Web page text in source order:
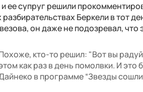
и ее супруг решили
Беркели в тот
он даже не подозревал, что
кто-то решил: "Вот вы
как раз в день помолвки. И
в программе “Звезды